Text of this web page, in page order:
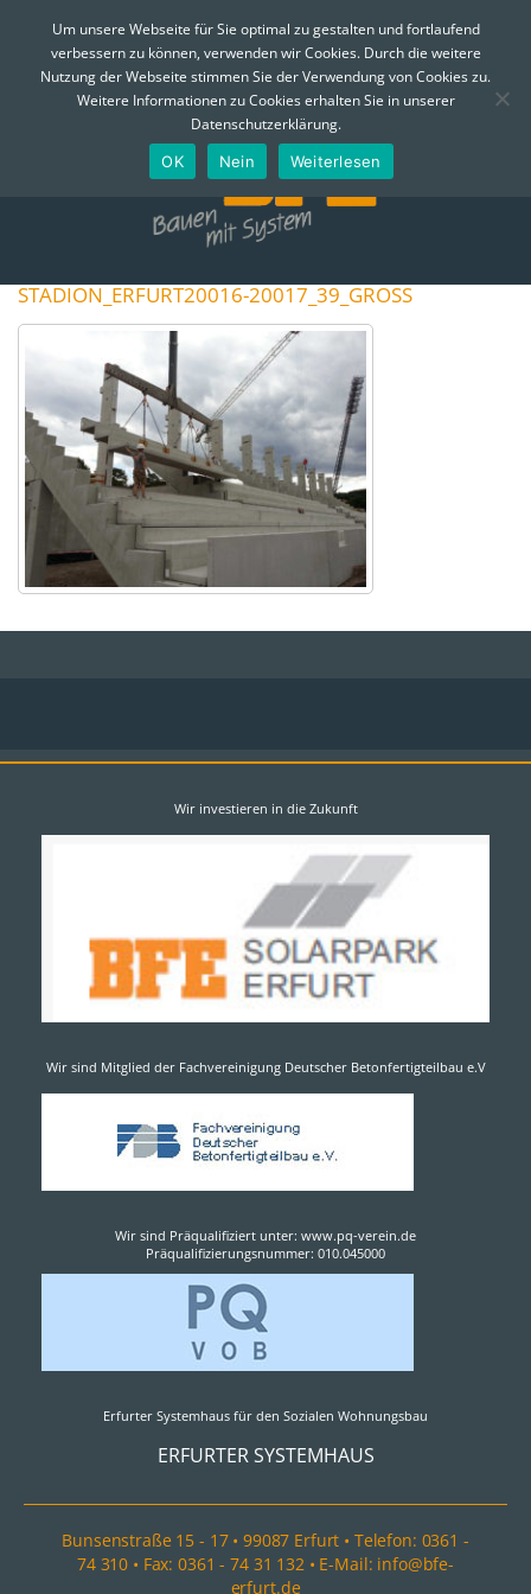
Telefon:0361 - 74 310Email:info@bfe-erfurt.de
STADION_ERFURT20016-20017_39_GROSS
Wir investieren in die Zukunft
Wir sind Mitglied der Fachvereinigung Deutscher Betonfertigteilbau e.V
Wir sind Präqualifiziert unter: www.pq-verein.de
Präqualifizierungsnummer: 010.045000
Erfurter Systemhaus für den Sozialen Wohnungsbau
ERFURTER SYSTEMHAUS
Bunsenstraße 15 - 17 • 99087 Erfurt • Telefon: 0361 -
74 310 • Fax: 0361 - 74 31 132 • E-Mail: info@bfe-
erfurt.de
MENÜUm unsere Webseite für Sie optimal zu gestalten und fortlaufend
verbessern zu können, verwenden wir Cookies. Durch die weitere
Nutzung der Webseite stimmen Sie der Verwendung von Cookies zu.
Weitere Informationen zu Cookies erhalten Sie in unserer
Datenschutzerklärung.
OK Nein Weiterlesen